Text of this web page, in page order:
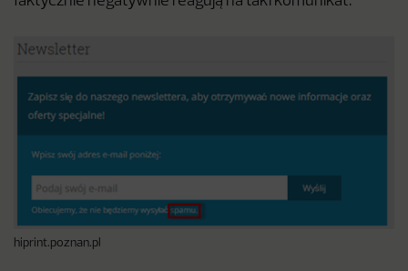
hiprint.poznan.pl